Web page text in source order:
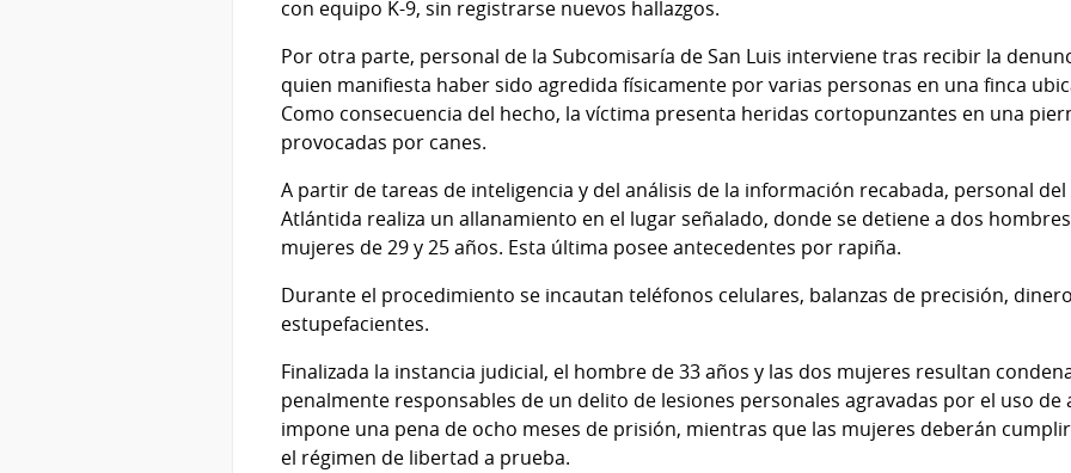
con equipo K-9, sin registrarse nuevos hallazgos.
Por otra parte, personal de la Subcomisaría de San Luis interviene tras recibir la
quien manifiesta haber sido agredida físicamente por varias personas en una finca
Como consecuencia del hecho, la víctima presenta heridas cortopunzantes en una
provocadas por canes.
A partir de tareas de inteligencia y del análisis de la información recabada, personal
Atlántida realiza un allanamiento en el lugar señalado, donde se detiene a dos
mujeres de 29 y 25 años. Esta última posee antecedentes por rapiña.
Durante el procedimiento se incautan teléfonos celulares, balanzas de precisión,
estupefacientes.
Finalizada la instancia judicial, el hombre de 33 años y las dos mujeres resultan
penalmente responsables de un delito de lesiones personales agravadas por el uso de
impone una pena de ocho meses de prisión, mientras que las mujeres deberán
el régimen de libertad a prueba.